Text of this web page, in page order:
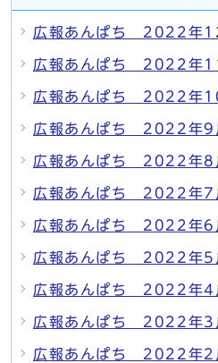
広報あんぱち 2022年
広報あんぱち 2022年
広報あんぱち 2022年
広報あんぱち 2022年9
広報あんぱち 2022年8
広報あんぱち 2022年7
広報あんぱち 2022年6
広報あんぱち 2022年5
広報あんぱち 2022年4
広報あんぱち 2022年3
広報あんぱち 2022年2